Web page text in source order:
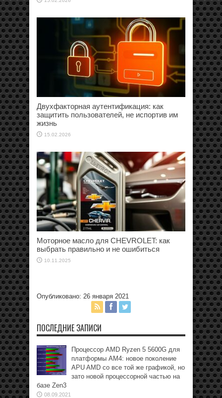
Двухфакторная аутентификация: как
защитить пользователей, не испортив им
жизнь
15.02.2026
Моторное масло для CHEVROLET: как
выбрать правильно и не ошибиться
10.11.2025
Опубликовано: 26 января 2021
ПОСЛЕДНИЕ ЗАПИСИ
Процессор AMD Ryzen 5 5600G для
платформы АМ4: новое поколение
APU AMD со все той же графикой, но
зато новой процессорной частью на
базе Zen3
08.09.2021